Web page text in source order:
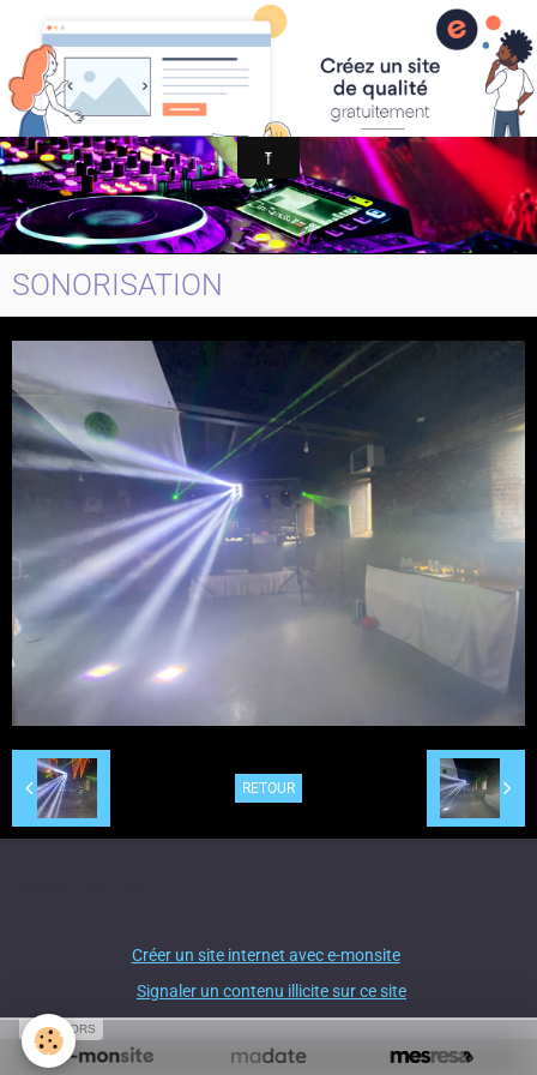
LASONORISATION
SONORISATION
RETOUR
Créer un site internet avec e-monsite
Signaler un contenu illicite sur ce site
SPONSORS